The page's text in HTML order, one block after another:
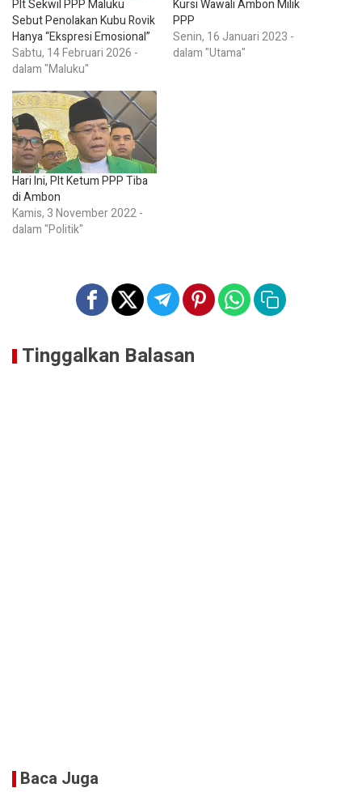
Plt Sekwil PPP Maluku
Sebut Penolakan Kubu Rovik
Hanya “Ekspresi Emosional”
Sabtu, 14 Februari 2026 -
dalam "Maluku"
Kursi Wawali Ambon Milik
PPP
Senin, 16 Januari 2023 -
dalam "Utama"
Hari Ini, Plt Ketum PPP Tiba
di Ambon
Kamis, 3 November 2022 -
dalam "Politik"
Tinggalkan Balasan
Baca Juga